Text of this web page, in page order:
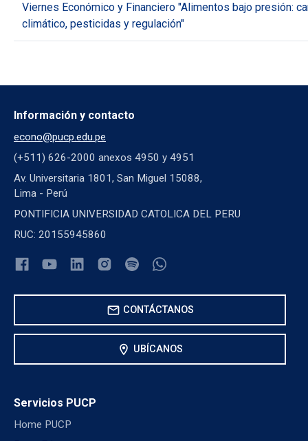
Viernes Económico y Financiero "Alimentos bajo presión:
climático, pesticidas y regulación"
Información y contacto
econo@pucp.edu.pe
(+511) 626-2000 anexos 4950 y 4951
Av. Universitaria 1801, San Miguel 15088,
Lima - Perú
PONTIFICIA UNIVERSIDAD CATOLICA DEL PERU
RUC: 20155945860
mail CONTÁCTANOS
location_on UBÍCANOS
Servicios PUCP
Home PUCP